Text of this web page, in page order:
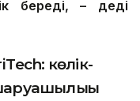
береді, – деді
көлік-